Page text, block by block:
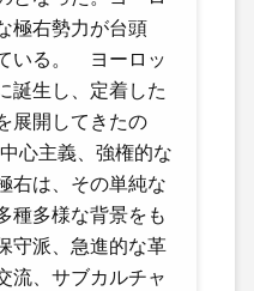
極右勢力が台頭
いる。 ヨーロッ
誕生し、定着した
展開してきたの
心主義、強権的な
右は、その単純な
種多様な背景をも
守派、急進的な革
流、サブカルチャ